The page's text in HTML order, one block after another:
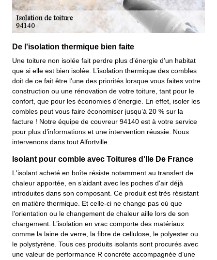
De l'isolation thermique bien faite
Une toiture non isolée fait perdre plus d’énergie d’un habitat
que si elle est bien isolée. L’isolation thermique des combles
doit de ce fait être l’une des priorités lorsque vous faites votre
construction ou une rénovation de votre toiture, tant pour le
confort, que pour les économies d’énergie. En effet, isoler les
combles peut vous faire économiser jusqu’à 20 % sur la
facture ! Notre équipe de couvreur 94140 est à votre service
pour plus d’informations et une intervention réussie. Nous
intervenons dans tout Alfortville.
Isolant pour comble avec Toitures d'Ile De France
L'isolant acheté en boîte résiste notamment au transfert de
chaleur apportée, en s’aidant avec les poches d'air déjà
introduites dans son composant. Ce produit est très résistant
en matière thermique. Et celle-ci ne change pas où que
l’orientation ou le changement de chaleur aille lors de son
chargement. L’isolation en vrac comporte des matériaux
comme la laine de verre, la fibre de cellulose, le polyester ou
le polystyrène. Tous ces produits isolants sont procurés avec
une valeur de performance R concrète accompagnée d’une